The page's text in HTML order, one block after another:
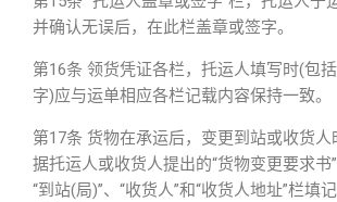
并确认无误后，在此栏盖章或签字。
第16条 领货凭证各栏，托运人填写时(包
字)应与运单相应各栏记载内容保持一致。
第17条 货物在承运后，变更到站或收货人
据托运人或收货人提出的“货物变更要求书
“到站(局)”、“收货人”和“收货人地址”栏填